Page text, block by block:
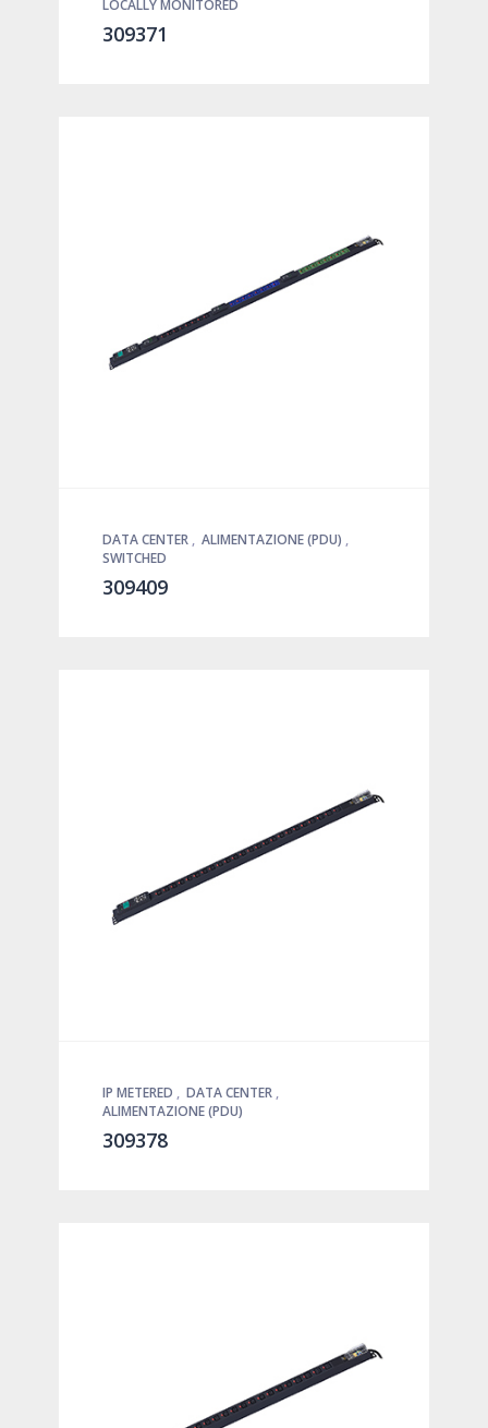
LOCALLY MONITORED
309371
DATA CENTER , ALIMENTAZIONE (PDU) ,
SWITCHED
309409
IP METERED , DATA CENTER ,
ALIMENTAZIONE (PDU)
309378